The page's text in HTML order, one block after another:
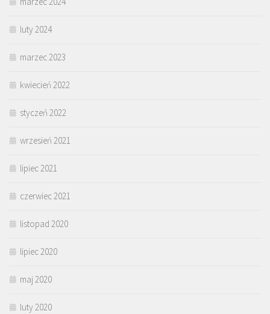
luty 2024
marzec 2023
kwiecień 2022
styczeń 2022
wrzesień 2021
lipiec 2021
czerwiec 2021
listopad 2020
lipiec 2020
maj 2020
luty 2020